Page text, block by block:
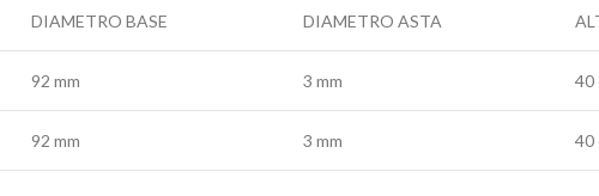
DIAMETRO BASE DIAMETRO ASTA
92 mm 3 mm 40
92 mm 3 mm 40